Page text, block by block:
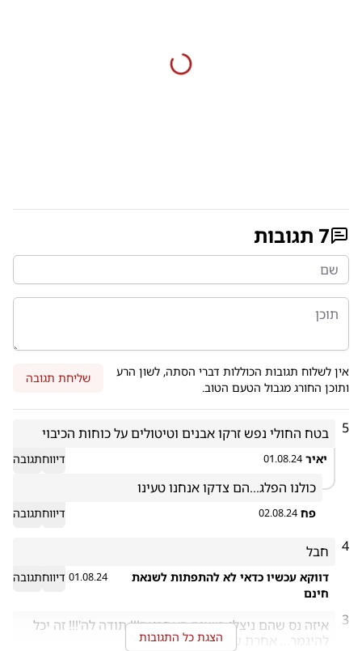
7 תגובות
אין לשלוח תגובות הכוללות דברי הסתה, לשון הרע
ותוכן החורג מגבול הטעם הטוב.
שליחת תגובה
5 בטח החולי נפש זרקו אבנים וטיטולים על כוחות הכיבוי
יאיר 01.08.24 דיווחתגובה
כולנו הפלג...הם צדקו אנחנו טעינו
פח 02.08.24 דיווחתגובה
4 חבל
דווקא עכשיו כדאי לא להתפתות לשנאת
חינם
01.08.24 דיווחתגובה
3
להיגמר... אחרת שלא נדע...הצגת כל התגובות